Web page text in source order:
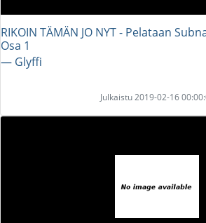
RIKOIN TÄMÄN JO NYT - Pelataan
Osa 1
― Glyffi
Julkaistu 2019-02-16